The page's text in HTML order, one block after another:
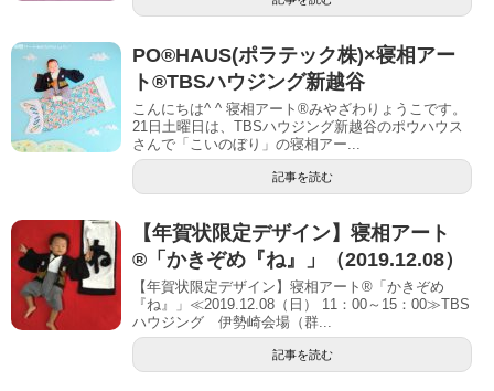
PO®︎HAUS(ポラテック株)×寝相アー
ト®︎TBSハウジング新越谷
こんにちは^ ^ 寝相アート®︎みやざわりょうこです。
21日土曜日は、TBSハウジング新越谷のポウハウス
さんで「こいのぼり」の寝相アー...
記事を読む
【年賀状限定デザイン】寝相アート
®「かきぞめ『ね』」（2019.12.08）
【年賀状限定デザイン】寝相アート®「かきぞめ
『ね』」≪2019.12.08（日） 11：00～15：00≫TBS
ハウジング 伊勢崎会場（群...
記事を読む